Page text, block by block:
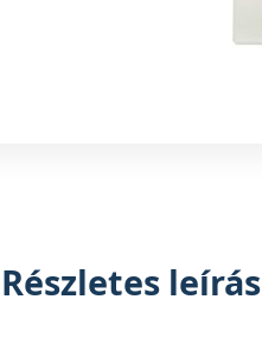
Részletes leírás